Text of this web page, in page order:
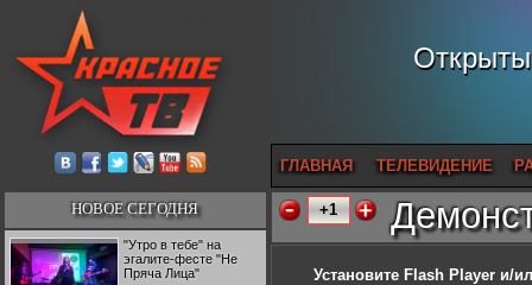
ГЛАВНАЯ ТЕЛЕВИДЕНИЕ
НОВОЕ СЕГОДНЯ
"Утро в тебе" на
эгалите-фесте "Не
Пряча Лица"
+1
Установите Flash Player и/